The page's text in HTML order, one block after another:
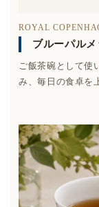
ROYAL
ブルーパル
ご飯茶碗として使
み、毎日の食卓を